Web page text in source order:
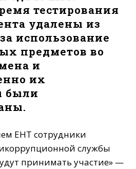
тестирования
удалены из
использование
предметов во
и
их
были
ЕНТ сотрудники
службы
принимать участие» —